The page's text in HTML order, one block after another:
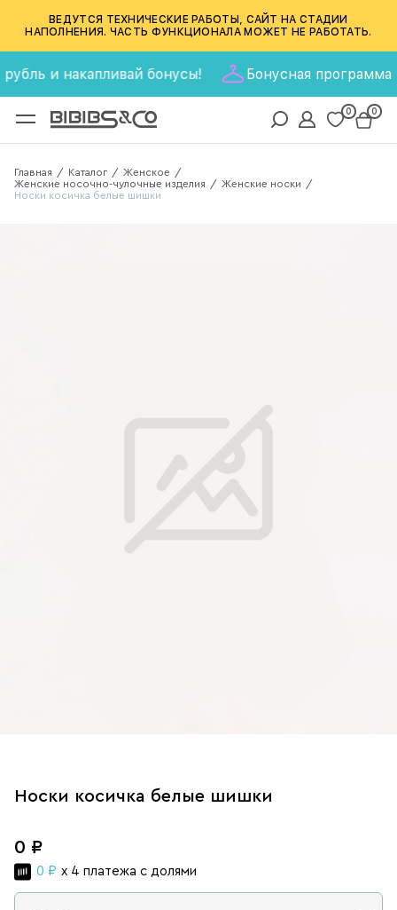
ВЕДУТСЯ ТЕХНИЧЕСКИЕ РАБОТЫ, САЙТ НА СТАДИИ
НАПОЛНЕНИЯ. ЧАСТЬ ФУНКЦИОНАЛА МОЖЕТ НЕ РАБОТАТЬ.
и накапливай бонусы! Бонусная программа
0 0
Главная / Каталог / Женское /
Женские носочно-чулочные изделия / Женские носки /
Носки косичка белые шишки
Носки косичка белые шишки
0 ₽
0 ₽ x 4 платежа с долями